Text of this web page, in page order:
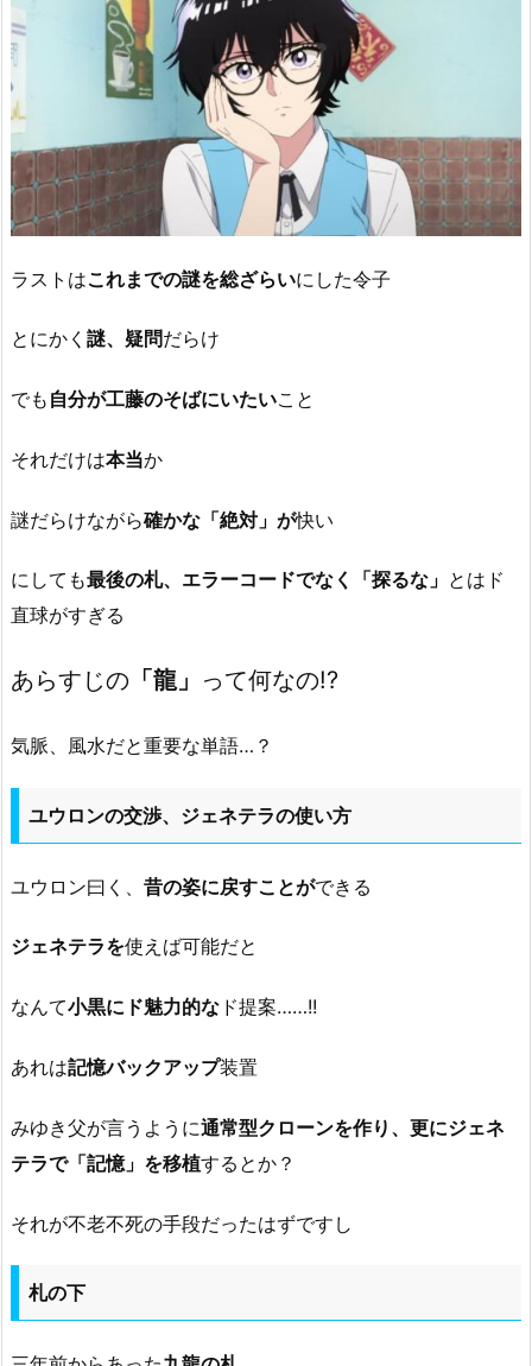
ラストはこれまでの謎を総ざらいにした令子
とにかく 謎、疑問だらけ
でも 自分が工藤のそばにいたいこと
それだけは本当か
謎だらけながら確かな「絶対」が快い
にしても最後の札、エラーコードでなく「探るな」 とはド
直球がすぎる
あらすじの 「龍」 って何なの!?
気脈、風水だと重要な単語…？
ユウロンの交渉、ジェネテラの使い方
ユウロン曰く、 昔の姿に戻すことができる
ジェネテラを使えば可能だと
なんて小黒にド魅力的な ド提案……!!
あれは記憶バックアップ装置
みゆき父が言うように通常型クローンを作り、更にジェネ
テラで「記憶」を移植するとか？
それが不老不死の手段だったはずですし
札の下